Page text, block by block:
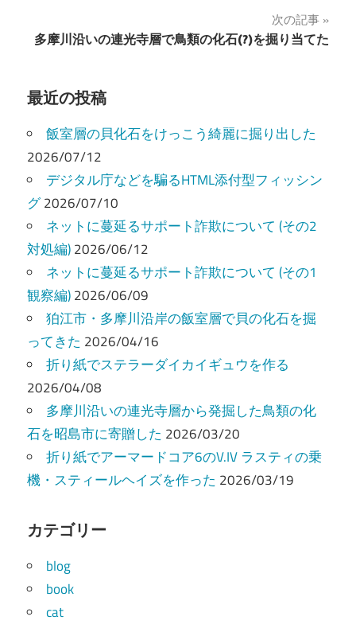
ビ
ゲ
ー
シ
ョ
ン
次の記事
多摩川沿いの連光寺層で鳥類の化石(?)を掘り当てた
最近の投稿
飯室層の貝化石をけっこう綺麗に掘り出した
2026/07/12
デジタル庁などを騙るHTML添付型フィッシン
グ2026/07/10
ネットに蔓延るサポート詐欺について (その2
対処編)2026/06/12
ネットに蔓延るサポート詐欺について (その1
観察編)2026/06/09
狛江市・多摩川沿岸の飯室層で貝の化石を掘
ってきた 2026/04/16
折り紙でステラーダイカイギュウを作る
2026/04/08
多摩川沿いの連光寺層から発掘した鳥類の化
石を昭島市に寄贈した 2026/03/20
折り紙でアーマードコア6のV.IV ラスティの乗
機・スティールヘイズを作った 2026/03/19
カテゴリー
blog
book
cat